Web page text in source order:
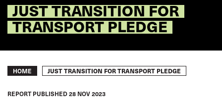
JUST TRANSITION FOR
TRANSPORT PLEDGE
Breadcrumb
HOME JUST TRANSITION FOR TRANSPORT PLEDGE
REPORT PUBLISHED28 NOV 2023